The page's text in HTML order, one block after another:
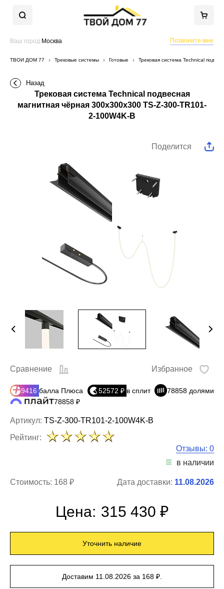
Ваш город Москва Позвоните мне
ТВОЙ ДОМ 77 Трековые системы Готовые Трековая система Technical
Назад
Трековая система Technical подвесная
магнитная чёрная 300x300x300 TS-Z-300-TR101-
2-100W4K-B
Поделится
Артикул: TS-Z-300-TR101-2-100W4K-B
Сравнение Избранное
9416 балла Плюса 52572 ₽ в сплит
78858 долями
78858 ₽
Рейтинг:
Отзывы: 0
в наличии
Стоимость: 168 ₽ Дата доставки: 11.08.2026
Цена: 315 430 ₽
Уточнить наличие
Доставим 11.08.2026 за 168 ₽.